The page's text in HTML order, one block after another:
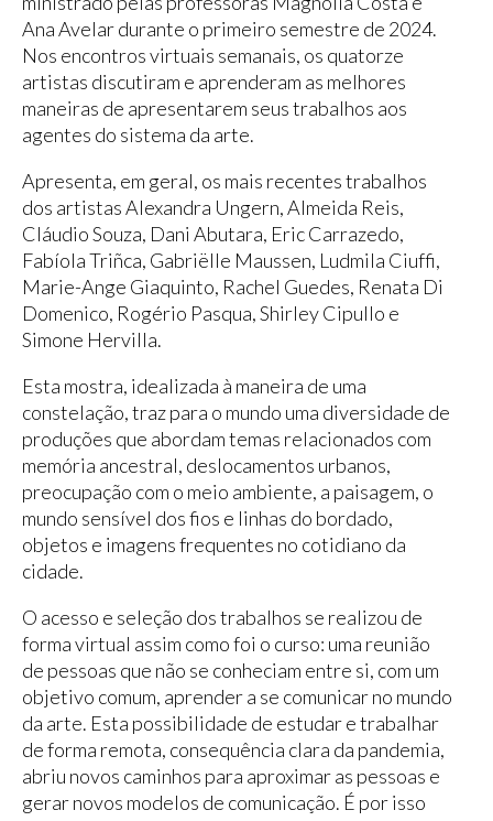
Ana Avelar durante o primeiro semestre de 2024.
Nos encontros virtuais semanais, os quatorze
artistas discutiram e aprenderam as melhores
maneiras de apresentarem seus trabalhos aos
agentes do sistema da arte.
Apresenta, em geral, os mais recentes trabalhos
dos artistas Alexandra Ungern, Almeida Reis,
Cláudio Souza, Dani Abutara, Eric Carrazedo,
Fabíola Triñca, Gabriëlle Maussen, Ludmila Ciuffi,
Marie-Ange Giaquinto, Rachel Guedes, Renata Di
Domenico, Rogério Pasqua, Shirley Cipullo e
Simone Hervilla.
Esta mostra, idealizada à maneira de uma
constelação, traz para o mundo uma diversidade de
produções que abordam temas relacionados com
memória ancestral, deslocamentos urbanos,
preocupação com o meio ambiente, a paisagem, o
mundo sensível dos fios e linhas do bordado,
objetos e imagens frequentes no cotidiano da
cidade.
O acesso e seleção dos trabalhos se realizou de
forma virtual assim como foi o curso: uma reunião
de pessoas que não se conheciam entre si, com um
objetivo comum, aprender a se comunicar no mundo
da arte. Esta possibilidade de estudar e trabalhar
de forma remota, consequência clara da pandemia,
abriu novos caminhos para aproximar as pessoas e
gerar novos modelos de comunicação. É por isso